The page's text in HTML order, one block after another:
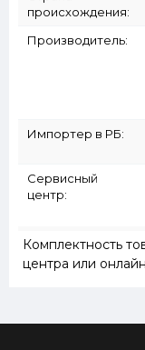
происхождения:
Производитель:
Импортер в РБ:
Сервисный
центр:
Комплектность
центра или